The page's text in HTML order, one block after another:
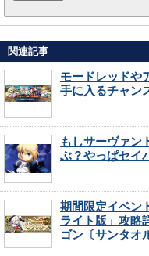
関連記事
モードレッドや
手に入るチャン
もしサーヴァン
ぶ？やっぱセイ
期間限定イベン
ライト版」攻略
ゴン〔サンタオ